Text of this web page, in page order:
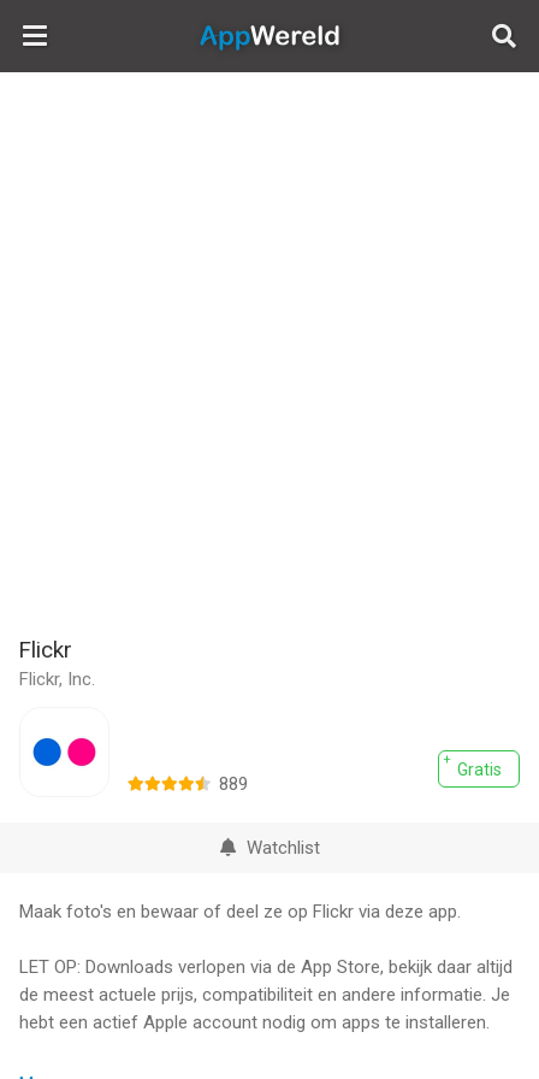
AppWereld
Flickr
Flickr, Inc.
Gratis
889
Watchlist
Maak foto's en bewaar of deel ze op Flickr via deze app.
LET OP: Downloads verlopen via de App Store, bekijk daar altijd
de meest actuele prijs, compatibiliteit en andere informatie. Je
hebt een actief Apple account nodig om apps te installeren.